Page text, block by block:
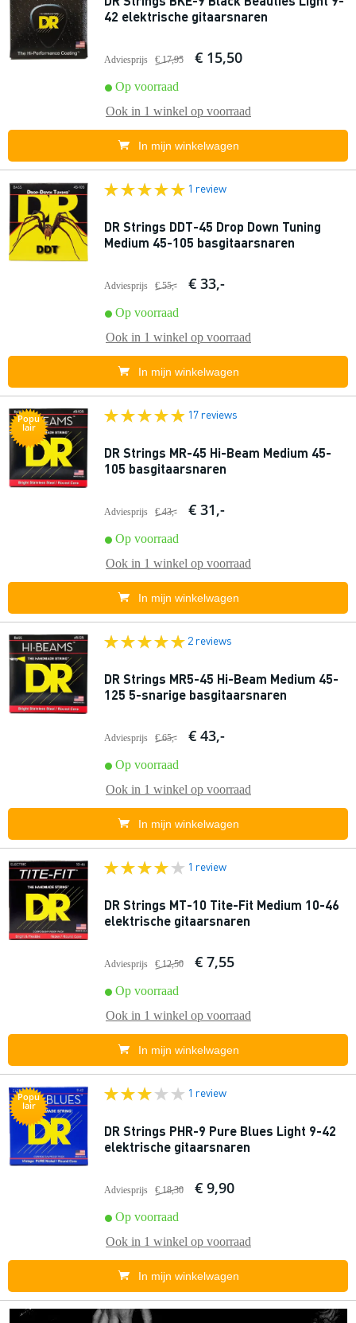
42 elektrische gitaarsnaren
Adviesprijs € 17,95 € 15,50
Op voorraad
Ook in 1 winkel op voorraad
In mijn winkelwagen
1 review
DR Strings DDT-45 Drop Down Tuning
Medium 45-105 basgitaarsnaren
Adviesprijs € 55,- € 33,-
Op voorraad
Ook in 1 winkel op voorraad
In mijn winkelwagen
Popu
lair
17 reviews
DR Strings MR-45 Hi-Beam Medium 45-
105 basgitaarsnaren
Adviesprijs € 43,- € 31,-
Op voorraad
Ook in 1 winkel op voorraad
In mijn winkelwagen
2 reviews
DR Strings MR5-45 Hi-Beam Medium 45-
125 5-snarige basgitaarsnaren
Adviesprijs € 65,- € 43,-
Op voorraad
Ook in 1 winkel op voorraad
In mijn winkelwagen
1 review
DR Strings MT-10 Tite-Fit Medium 10-46
elektrische gitaarsnaren
Adviesprijs € 12,50 € 7,55
Op voorraad
Ook in 1 winkel op voorraad
In mijn winkelwagen
Popu
lair
1 review
DR Strings PHR-9 Pure Blues Light 9-42
elektrische gitaarsnaren
Adviesprijs € 18,30 € 9,90
Op voorraad
Ook in 1 winkel op voorraad
In mijn winkelwagen